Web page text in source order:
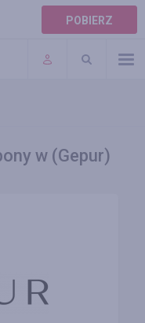
POBIERZ
w (Gepur)